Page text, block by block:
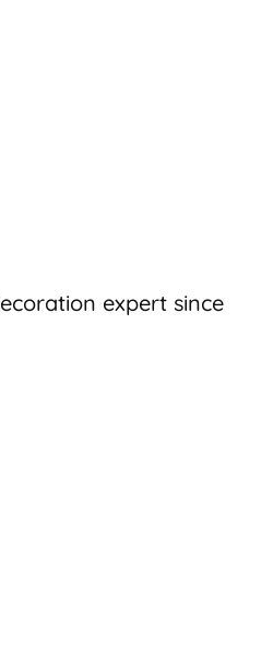
expert since